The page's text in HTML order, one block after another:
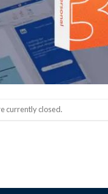
currently closed.